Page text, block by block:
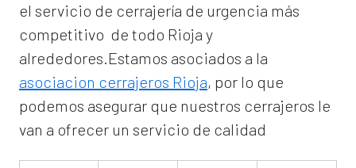
el servicio de cerrajería de urgencia más
competitivo de todo Rioja y
alrededores.Estamos asociados a la
asociacion cerrajeros Rioja, por lo que
podemos asegurar que nuestros cerrajeros le
van a ofrecer un servicio de calidad